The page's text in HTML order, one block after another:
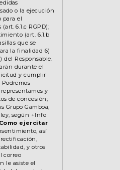
o la ejecución
para el
6.1.c RGPD);
(art. 6.1.b
que se
la finalidad 6)
del Responsable.
durante el
y cumplir
Podremos
y
de concesión;
Grupo Gamboa,
según +Info
ejercitar
así
rectificación,
y otros
correo
le asiste el